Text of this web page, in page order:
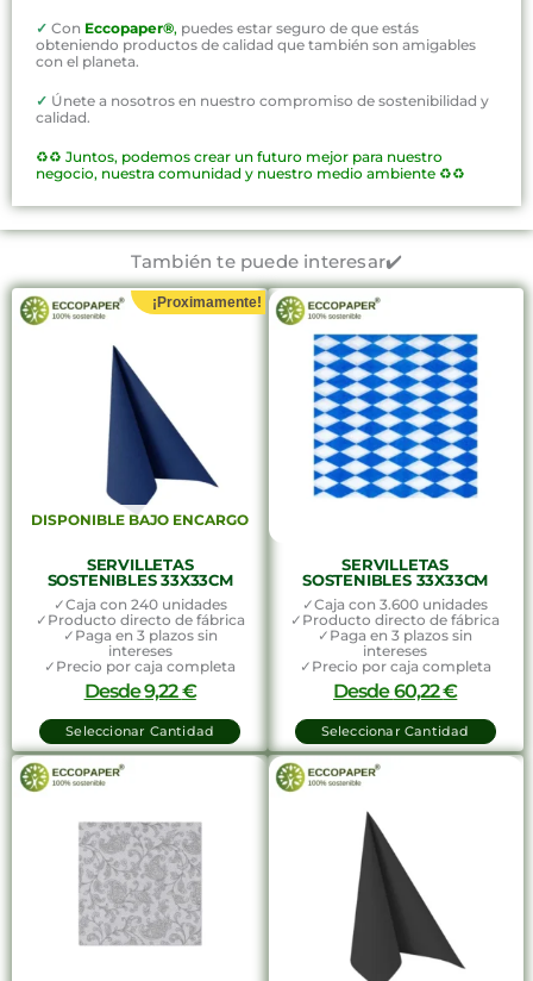
✓ Con Eccopaper®, puedes estar seguro de que estás
obteniendo productos de calidad que también son amigables
con el planeta.
✓ Únete a nosotros en nuestro compromiso de sostenibilidad y
calidad.
♻️♻️ Juntos, podemos crear un futuro mejor para nuestro
negocio, nuestra comunidad y nuestro medio ambiente ♻️♻️
También te puede interesar✔️
¡Proximamente!
DISPONIBLE BAJO ENCARGO
SERVILLETAS
SOSTENIBLES 33X33CM
✓Caja con 240 unidades
✓Producto directo de fábrica
✓Paga en 3 plazos sin
intereses
✓Precio por caja completa
Desde9,22€
Seleccionar Cantidad
SERVILLETAS
SOSTENIBLES 33X33CM
✓Caja con 3.600 unidades
✓Producto directo de fábrica
✓Paga en 3 plazos sin
intereses
✓Precio por caja completa
Desde60,22€
Seleccionar Cantidad